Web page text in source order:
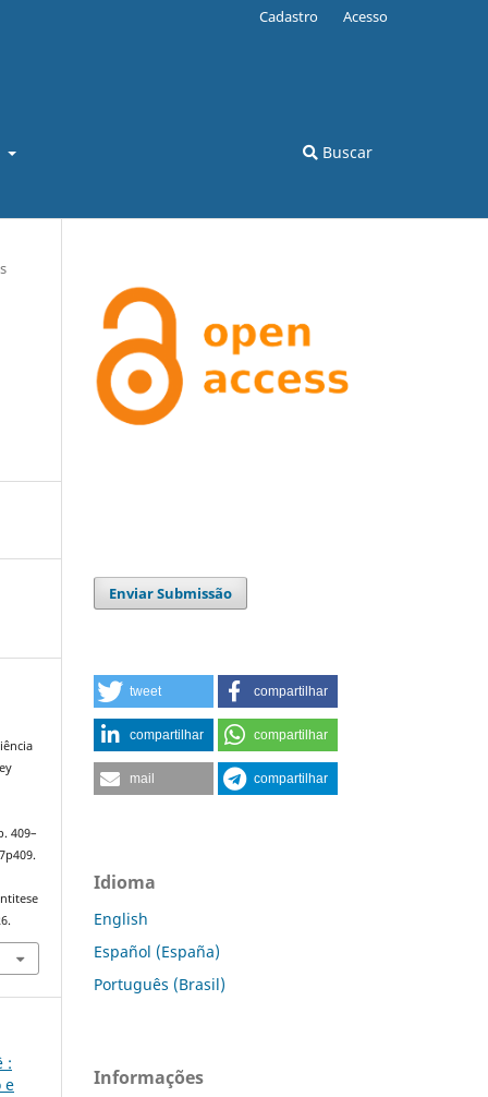
Buscar
Cadastro Acesso
409–
:
e
Enviar Submissão
tweet compartilhar
compartilhar compartilhar
mail compartilhar
Idioma
English
Español (España)
Português (Brasil)
Informações